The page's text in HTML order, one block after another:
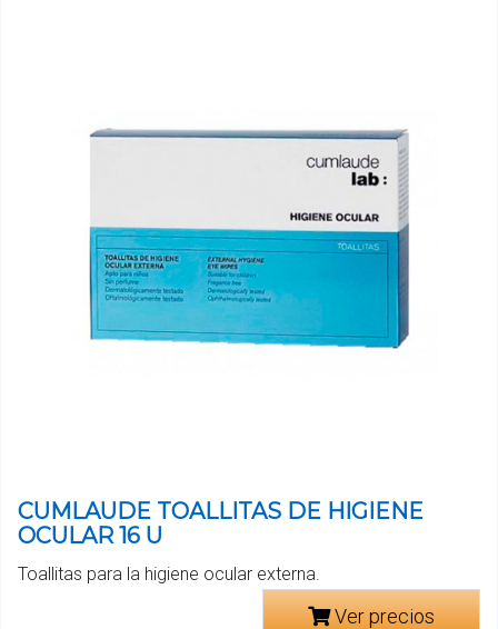
CUMLAUDE TOALLITAS DE HIGIENE
OCULAR 16 U
Toallitas para la higiene ocular externa.
Ver precios